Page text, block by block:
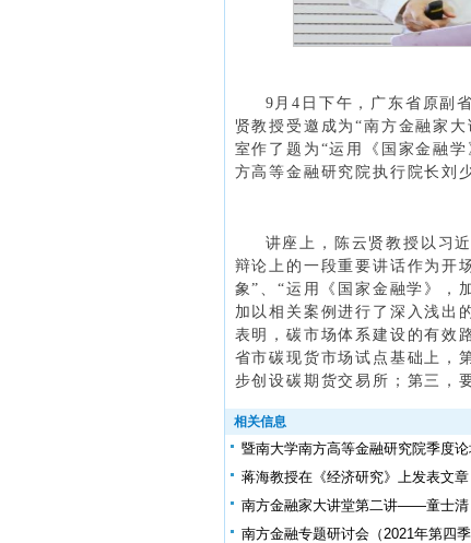
9月4日下午，广东省原副
贤教授受邀成为“南方金融家大
室作了题为“运用《国家金融
方高等金融研究院执行院长刘
讲座上，陈云贤教授以习
辩论上的一段重要讲话作为开
象”、“运用《国家金融学》，
加以相关案例进行了深入浅出
表明，碳市场体系建设的有效
省市碳现货市场试点基础上，
步创设碳期货交易所； 第三，
相关信息
暨南大学南方高等金融研究院季度
蒋海教授在《经济研究》上发表文章
南方金融家大讲堂第二讲——童士清
南方金融专题研讨会（2021年第四